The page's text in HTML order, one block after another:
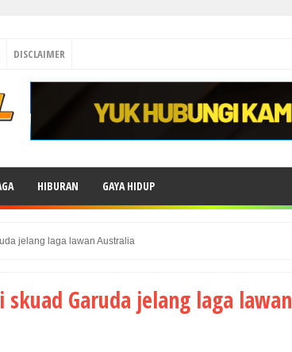
DISCLAIMER
HIBURAN GAYA HIDUP
jelang laga lawan Australia
Garuda jelang laga lawan